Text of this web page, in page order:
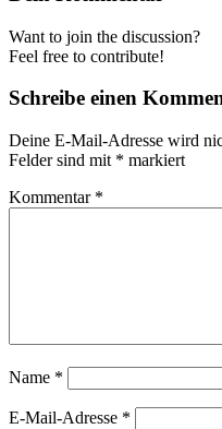
Want to join the discussion?
Feel free to contribute!
Schreibe einen
Deine E-Mail-Adresse wird
Felder sind mit * markiert
Kommentar *
Name *
E-Mail-Adresse *